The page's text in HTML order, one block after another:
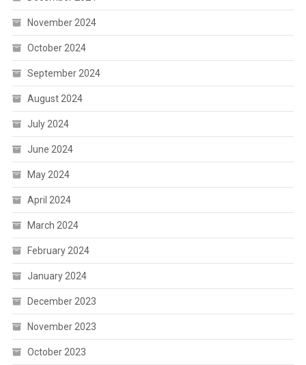
November 2024
October 2024
September 2024
August 2024
July 2024
June 2024
May 2024
April 2024
March 2024
February 2024
January 2024
December 2023
November 2023
October 2023